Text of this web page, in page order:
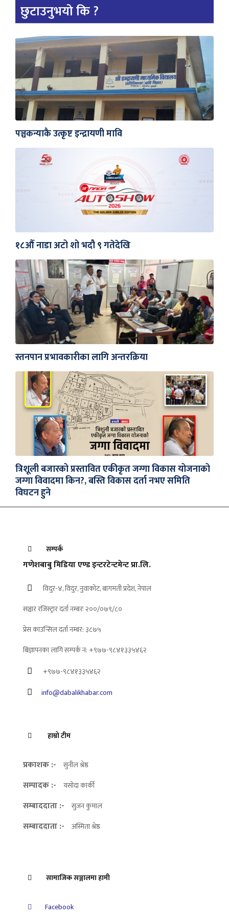
छुटाउनुभयो कि ?
पञ्चकन्याकै उत्कृष्ट इन्द्रायणी मावि
१८औँ नाडा अटो शो भदौ ९ गतेदेखि
स्तनपान प्रभावकारीका लागि अन्तरक्रिया
त्रिशूली बजारको प्रस्तावित एकीकृत जग्गा विकास योजनाको
जग्गा विवादमा किन?, बस्ति विकास दर्ता नभए समिति
विघटन हुने
सम्पर्क
गणेशबाबु मिडिया एण्ड इन्टरटेन्टमेन्ट प्रा.लि.
विदुर-४, विदुर, नुवाकोट, बागमती प्रदेश, नेपाल
सञ्चार रजिस्ट्रार दर्ता नम्बरः २००/०७९/८०
प्रेस काउन्सिल दर्ता नम्बर: ३८७५
बिज्ञापनका लागि सम्पर्क न: +९७७-९८४१३३५४६२
+९७७-९८४१३३५४६२
info@dabalikhabar.com
हाम्रो टीम
प्रकाशक :- सुनील श्रेष्ठ
सम्पादक :- यसोदा कार्की
सम्बाददाता :- सुजन कुमाल
सम्बाददाता :- अस्मिता श्रेष्ठ
सामाजिक सञ्जालमा हामी
Facebook